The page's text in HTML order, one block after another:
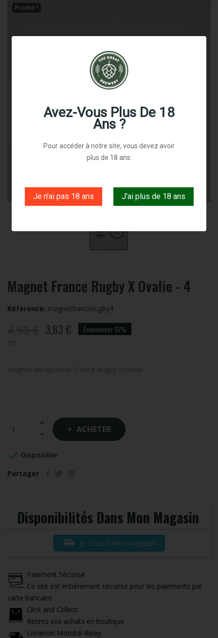
Avez-Vous Plus De 18
Ans ?
Pour accéder à notre site, vous devez avoir
plus de 18 ans.
Je n'ai pas 18 ans J'ai plus de 18 ans
Promo !
Magnet France Rugby X Ovalie - 4
Référence: magnetfrancerugby4
3,83 € Économisez 15%
TTC
Magnet décapsuleur France Rugby x Ovalie
ACHETER
 Disponible
Partager
Disponibilités Dans Mon Magasin
airport_shuttle Je Choisis Mon Magasin
Paiement Sécurisé
Ce site est entièrement sécurisé pour les paiements par
carte bancaire.
Click and Collect
Retirez vos achats en boutique
Livraison Mondial Relay